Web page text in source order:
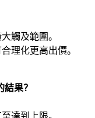
觸及範圍。
理化更高出價。
果？
達到上限。